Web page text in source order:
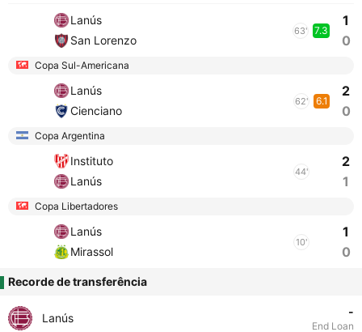
Lanús
San Lorenzo
63' 7.3
1
0
Copa Sul-Americana
Lanús
Cienciano
62' 6.1
2
0
Copa Argentina
Instituto
Lanús
44'
2
1
Copa Libertadores
Lanús
Mirassol
10'
1
0
Recorde de transferência
Lanús -
End Loan